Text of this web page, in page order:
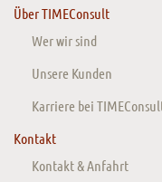
Über TIMEConsult
Wer wir sind
Unsere Kunden
Karriere bei
Kontakt
Kontakt & Anfahrt